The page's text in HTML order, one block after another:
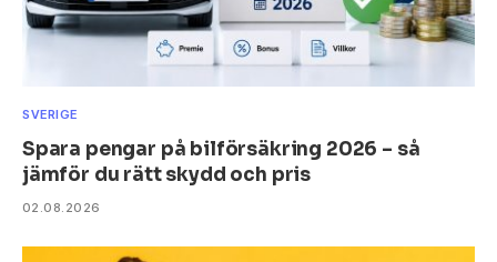
SVERIGE
Spara pengar på bilförsäkring 2026 – så
jämför du rätt skydd och pris
02.08.2026